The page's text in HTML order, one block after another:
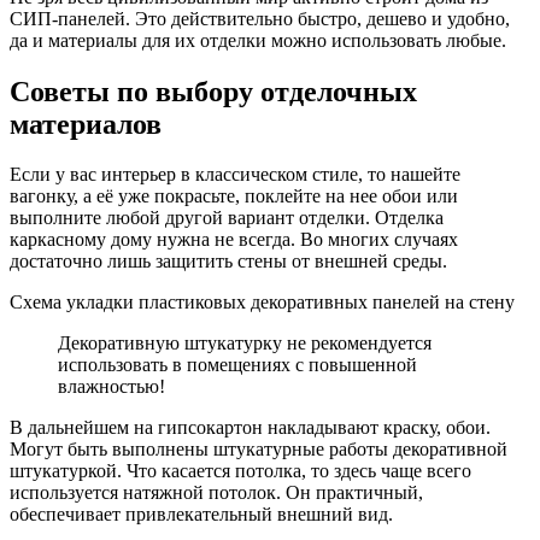
СИП-панелей. Это действительно быстро, дешево и удобно,
да и материалы для их отделки можно использовать любые.
Советы по выбору отделочных
материалов
Если у вас интерьер в классическом стиле, то нашейте
вагонку, а её уже покрасьте, поклейте на нее обои или
выполните любой другой вариант отделки. Отделка
каркасному дому нужна не всегда. Во многих случаях
достаточно лишь защитить стены от внешней среды.
Схема укладки пластиковых декоративных панелей на стену
Декоративную штукатурку не рекомендуется
использовать в помещениях с повышенной
влажностью!
В дальнейшем на гипсокартон накладывают краску, обои.
Могут быть выполнены штукатурные работы декоративной
штукатуркой. Что касается потолка, то здесь чаще всего
используется натяжной потолок. Он практичный,
обеспечивает привлекательный внешний вид.